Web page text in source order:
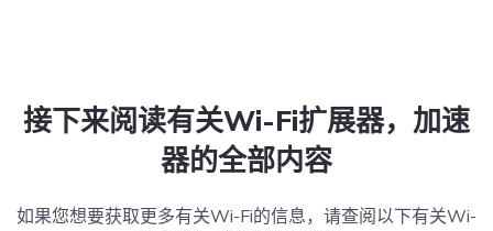
接下来阅读有关Wi-Fi扩展器，加速
器的全部内容
如果您想要获取更多有关Wi-Fi的信息，请查阅以下有关Wi-